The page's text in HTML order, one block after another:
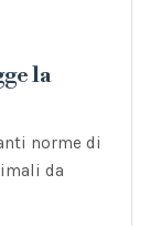
la
norme di
da